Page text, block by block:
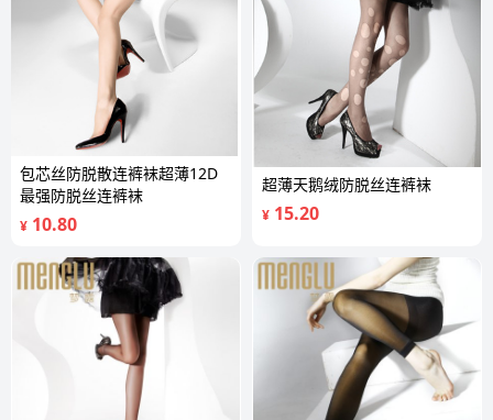
包芯丝防脱散连裤袜超薄12D
最强防脱丝连裤袜
¥ 10.80
超薄天鹅绒防脱丝连裤袜
¥ 15.20